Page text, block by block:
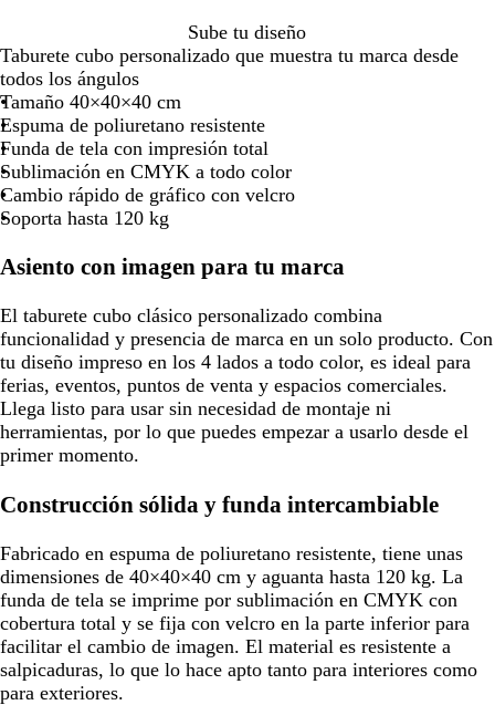
imagen
la
imagen
imagen
imagen
Sube tu diseño
Taburete cubo personalizado que muestra tu marca desde
todos los ángulos
Tamaño 40×40×40 cm
Espuma de poliuretano resistente
Funda de tela con impresión total
Sublimación en CMYK a todo color
Cambio rápido de gráfico con velcro
Soporta hasta 120 kg
Asiento con imagen para tu marca
El taburete cubo clásico personalizado combina
funcionalidad y presencia de marca en un solo producto. Con
tu diseño impreso en los 4 lados a todo color, es ideal para
ferias, eventos, puntos de venta y espacios comerciales.
Llega listo para usar sin necesidad de montaje ni
herramientas, por lo que puedes empezar a usarlo desde el
primer momento.
Construcción sólida y funda intercambiable
Fabricado en espuma de poliuretano resistente, tiene unas
dimensiones de 40×40×40 cm y aguanta hasta 120 kg. La
funda de tela se imprime por sublimación en CMYK con
cobertura total y se fija con velcro en la parte inferior para
facilitar el cambio de imagen. El material es resistente a
salpicaduras, lo que lo hace apto tanto para interiores como
para exteriores.